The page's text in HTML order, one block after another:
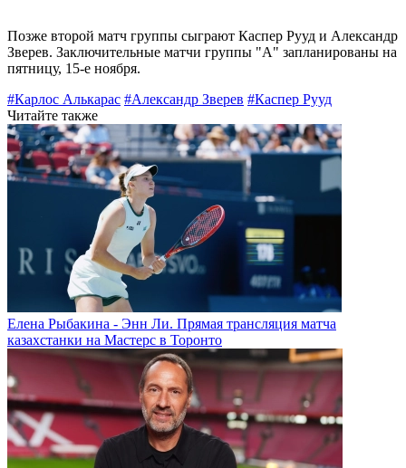
Позже второй матч группы сыграют Каспер Рууд и Александр
Зверев. Заключительные матчи группы "А" запланированы на
пятницу, 15-е ноября.
#Карлос Алькарас #Александр Зверев #Каспер Рууд
Читайте также
Елена Рыбакина - Энн Ли. Прямая трансляция матча
казахстанки на Мастерс в Торонто